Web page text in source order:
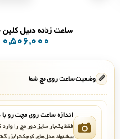
ساعت زنانه دنیل کلین DK.1.13492-4
📏 وضعیت ساعت روی مچ شما
اندازه ساعت روی مچت رو با
فقط یک‌بار سایز دور مچ را
پیشنهاد مدل‌های کوچک‌تر/